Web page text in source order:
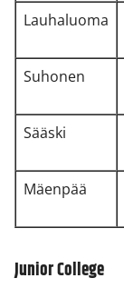
Lauhaluoma
Suhonen
Sääski
Mäenpää
Junior College